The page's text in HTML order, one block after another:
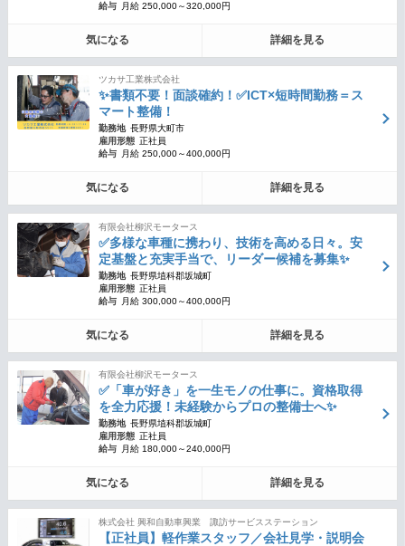
給与
月給 250,000～320,000円
気になる 詳細を見る
ツカサ工業株式会社
✨書類不要！面談確約！✅ICT×短時間勤務＝ス
マート整備！
勤務地 長野県大町市
雇用形態 正社員
給与
月給 250,000～400,000円
気になる 詳細を見る
有限会社柳沢モータース
✅多様な車種に携わり、技術を高める日々。安
定基盤と充実手当で、リーダー候補を募集✨
勤務地 長野県埴科郡坂城町
雇用形態 正社員
給与
月給 300,000～400,000円
気になる 詳細を見る
有限会社柳沢モータース
✅「車が好き」を一生モノの仕事に。資格取得
を全力応援！未経験からプロの整備士へ✨
勤務地 長野県埴科郡坂城町
雇用形態 正社員
給与
月給 180,000～240,000円
気になる 詳細を見る
株式会社 興和自動車興業 諏訪サービスステーション
【正社員】軽作業スタッフ／会社見学・説明会